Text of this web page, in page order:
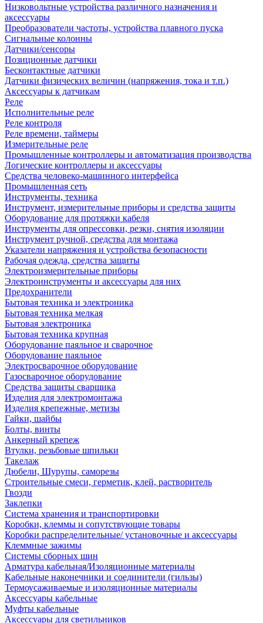
Низковольтные устройства различного назначения и
аксессуары
Преобразователи частоты, устройства плавного пуска
Сигнальные колонны
Датчики/сенсоры
Позиционные датчики
Бесконтактные датчики
Датчики физических величин (напряжения, тока и т.п.)
Аксессуары к датчикам
Реле
Исполнительные реле
Реле контроля
Реле времени, таймеры
Измерительные реле
Промышленные контроллеры и автоматизация производства
Логические контроллеры и аксессуары
Средства человеко-машинного интерфейса
Промышленная сеть
Инструменты, техника
Инструмент, измерительные приборы и средства защиты
Оборудование для протяжки кабеля
Инструменты для опрессовки, резки, снятия изоляции
Инструмент ручной, средства для монтажа
Указатели напряжения и устройства безопасности
Рабочая одежда, средства защиты
Электроизмерительные приборы
Электроинструменты и аксессуары для них
Предохранители
Бытовая техника и электроника
Бытовая техника мелкая
Бытовая электроника
Бытовая техника крупная
Оборудование паяльное и сварочное
Оборудование паяльное
Электросварочное оборудование
Газосварочное оборудование
Средства защиты сварщика
Изделия для электромонтажа
Изделия крепежные, метизы
Гайки, шайбы
Болты, винты
Анкерный крепеж
Втулки, резьбовые шпильки
Такелаж
Дюбели, Шурупы, саморезы
Строительные смеси, герметик, клей, растворитель
Гвозди
Заклепки
Система хранения и транспортировки
Коробки, клеммы и сопутствующие товары
Коробки распределительные/ установочные и аксессуары
Клеммные зажимы
Системы сборных шин
Арматура кабельная/Изоляционные материалы
Кабельные наконечники и соединители (гильзы)
Термоусаживаемые и изоляционные материалы
Аксессуары кабельные
Муфты кабельные
Аксессуары для светильников